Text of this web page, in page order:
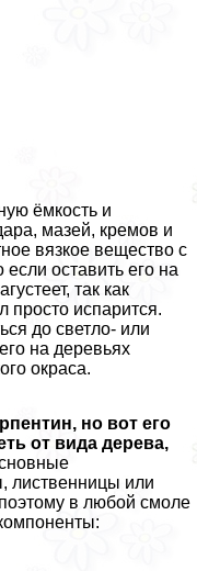
ёмкость и
мазей, кремов и
вязкое вещество с
оставить его на
так как
просто испарится.
до светло- или
на деревьях
окраса.
но вот его
от вида дерева,
лиственницы или
в любой смоле